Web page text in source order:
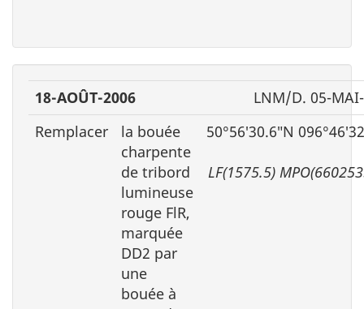
18-AOÛT-2006
LNM/D. 05-
Remplacer
la bouée
charpente
de tribord
lumineuse
rouge FlR,
marquée
DD2 par
une
bouée à
50°56′30.6″N
LF(1575.5)